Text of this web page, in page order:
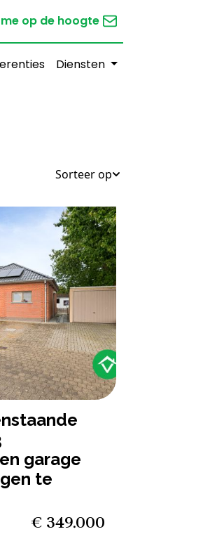
me op de hoogte
Diensten
Sorteer op
637 m²
garage
te
€ 349.000